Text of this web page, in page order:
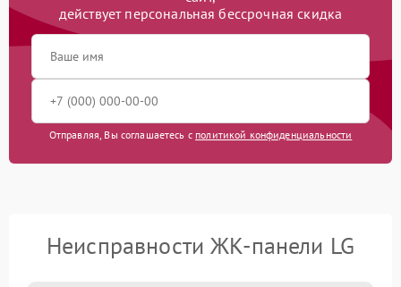
действует персональная бессрочная скидка
Отправляя, Вы соглашаетесь с политикой конфиденциальности
Неисправности ЖК-панели LG